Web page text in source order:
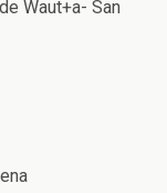
Waut+a- San